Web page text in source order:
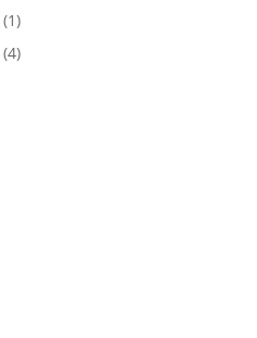
(1)
(4)